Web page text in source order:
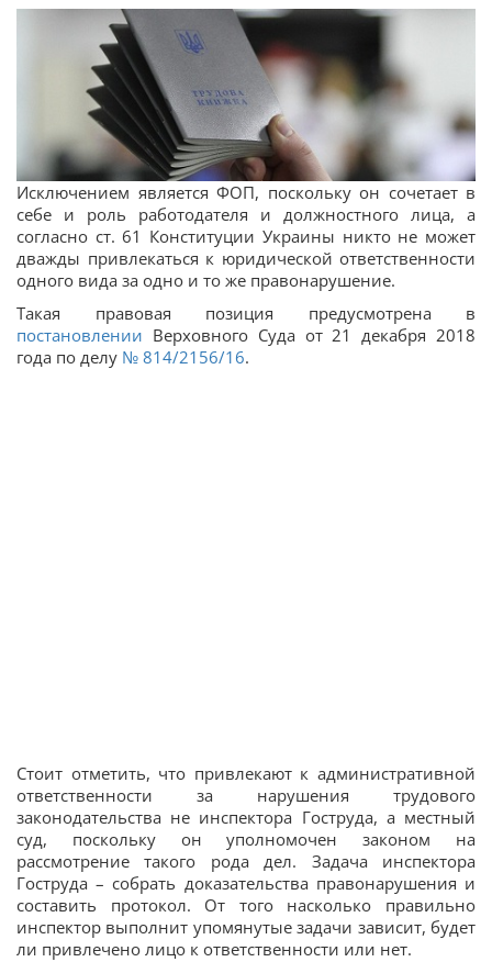
Исключением является ФОП, поскольку он сочетает в
себе и роль работодателя и должностного лица, а
согласно ст. 61 Конституции Украины никто не может
дважды привлекаться к юридической ответственности
одного вида за одно и то же правонарушение.
Такая правовая позиция предусмотрена в
постановлении Верховного Суда от 21 декабря 2018
года по делу № 814/2156/16.
Стоит отметить, что привлекают к административной
ответственности за нарушения трудового
законодательства не инспектора Гоструда, а местный
суд, поскольку он уполномочен законом на
рассмотрение такого рода дел. Задача инспектора
Гоструда – собрать доказательства правонарушения и
составить протокол. От того насколько правильно
инспектор выполнит упомянутые задачи зависит, будет
ли привлечено лицо к ответственности или нет.